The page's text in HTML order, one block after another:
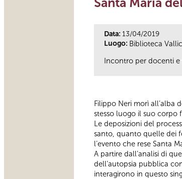
Data: 13/04/2019
Luogo: Biblioteca
Incontro per docenti e
Filippo Neri morì all’alba
stesso luogo il suo corpo
Le deposizioni del
santo, quanto quelle dei
l’evento che rese Santa
A partire dall’analisi di
dell’autopsia pubblica
interagirono in questo